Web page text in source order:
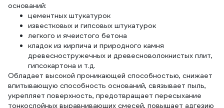
оснований:
цементных штукатурок
известковых и гипсовых штукатурок
легкого и ячеистого бетона
кладок из кирпича и природного камня
древесностружечных и древесноволокнистых плит,
гипсокартона и т.д.
Обладает высокой проникающей способностью, снижает
впитывающую способность оснований, связывает пыль,
укрепляет поверхность, предотвращает пересыхание
тонкослойных выравнивающих смесей, повышает адгезию